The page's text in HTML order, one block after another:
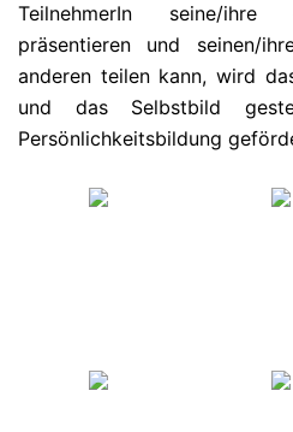
TeilnehmerIn seine/ihre
präsentieren und seinen/
anderen teilen kann, wird
und das Selbstbild
Persönlichkeitsbildung